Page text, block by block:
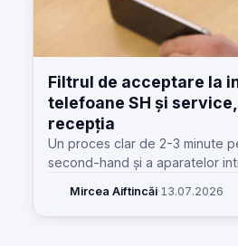
Filtrul de acceptare la
telefoane SH și
recepția
Un proces clar de 2-3 minute
second-hand și a aparatelor
dispute.
Mircea Aiftincăi· 13.07.2026